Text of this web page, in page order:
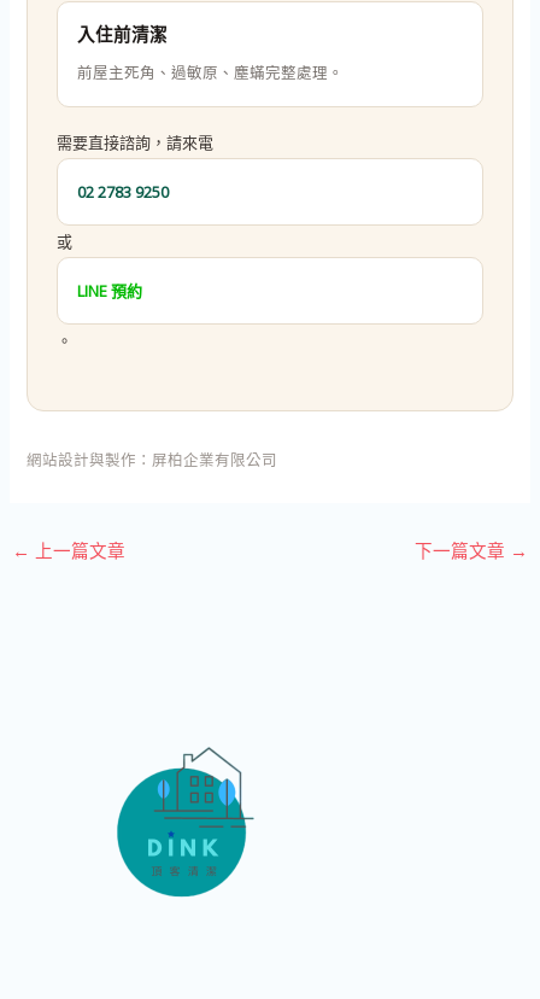
入住前清潔
前屋主死角、過敏原、塵蟎完整處理。
需要直接諮詢，請來電
02 2783 9250
或
LINE 預約
。
網站設計與製作： 屏柏企業有限公司
← 上一篇文章 下一篇文章 →